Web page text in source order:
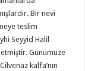
Bir nevi
teslim
Seyyid Halil
Günümüze
kalfa’nın